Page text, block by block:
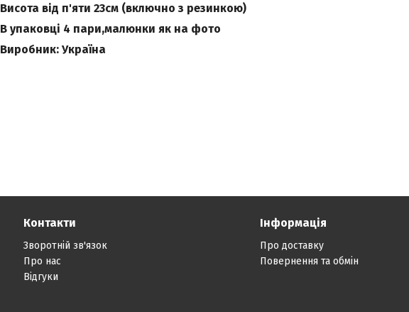
Висота від п'яти 23см (включно з резинкою)
В упаковці 4 пари,малюнки як на фото
Виробник: Україна
Контакти
Зворотній зв'язок
Про нас
Відгуки
Інформація
Про доставку
Повернення та обмін